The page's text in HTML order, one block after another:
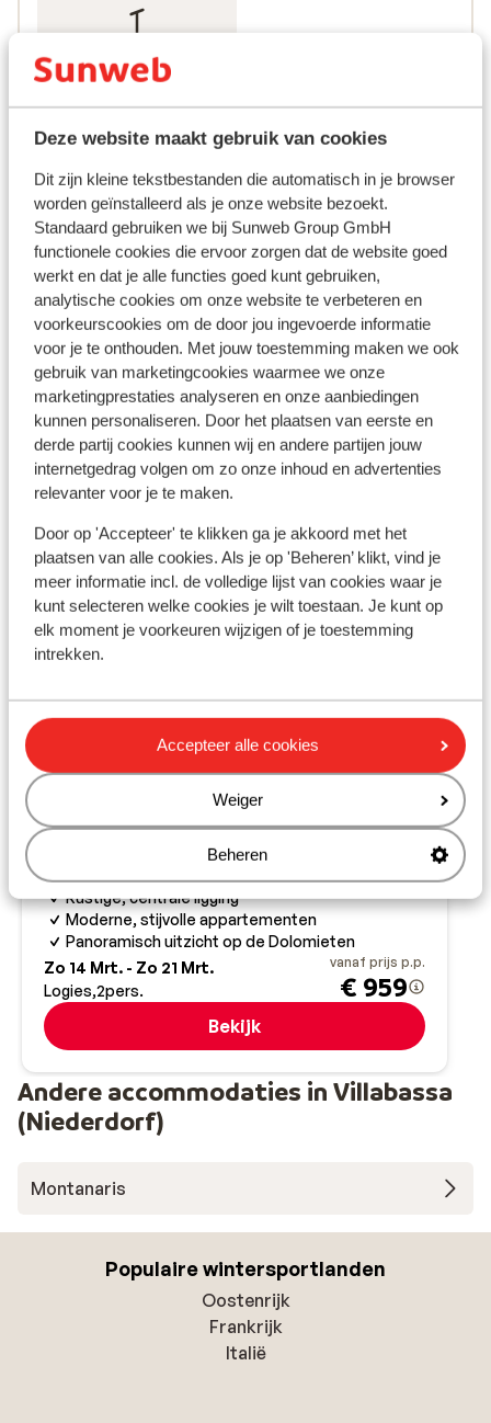
Deze website maakt gebruik van cookies
Dit zijn kleine tekstbestanden die automatisch in je browser
worden geïnstalleerd als je onze website bezoekt.
Standaard gebruiken we bij Sunweb Group GmbH
functionele cookies die ervoor zorgen dat de website goed
werkt en dat je alle functies goed kunt gebruiken,
analytische cookies om onze website te verbeteren en
voorkeurscookies om de door jou ingevoerde informatie
voor je te onthouden. Met jouw toestemming maken we ook
gebruik van marketingcookies waarmee we onze
marketingprestaties analyseren en onze aanbiedingen
kunnen personaliseren. Door het plaatsen van eerste en
derde partij cookies kunnen wij en andere partijen jouw
internetgedrag volgen om zo onze inhoud en advertenties
relevanter voor je te maken.
Door op 'Accepteer' te klikken ga je akkoord met het
plaatsen van alle cookies. Als je op 'Beheren’ klikt, vind je
meer informatie incl. de volledige lijst van cookies waar je
kunt selecteren welke cookies je wilt toestaan. Je kunt op
elk moment je voorkeuren wijzigen of je toestemming
intrekken.
Accepteer alle cookies
Weiger
Beheren
Sleepliften
Populaire accommodaties
Montanaris
Villabassa (Niederdorf) 3 Zinnen Dolomites
Rustige, centrale ligging
Moderne, stijvolle appartementen
Panoramisch uitzicht op de Dolomieten
Zo 14 Mrt. - Zo 21 Mrt.
Logies 2pers.
vanaf prijs p.p.
€ 959
Bekijk
Andere accommodaties in Villabassa
(Niederdorf)
Montanaris
Populaire wintersportlanden
Oostenrijk
Frankrijk
Italië